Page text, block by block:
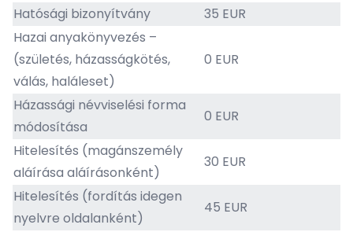
Hatósági bizonyítvány
35 EUR
Hazai anyakönyvezés –
(születés, házasságkötés,
válás, haláleset)
0 EUR
Házassági névviselési forma
módosítása
0 EUR
Hitelesítés (magánszemély
aláírása aláírásonként)
30 EUR
Hitelesítés (fordítás idegen
nyelvre oldalanként)
45 EUR